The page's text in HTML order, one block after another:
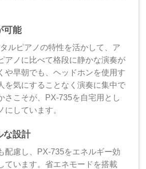
可能
ルピアノの特性を活かして、ア
アノに比べて格段に静かな演奏が
や早朝でも、ヘッドホンを使用す
を気にすることなく演奏に集中で
さこそが、PX-735を自宅用とし
にしています。
な設計
配慮し、PX-735をエネルギー効
ています。省エネモードを搭載